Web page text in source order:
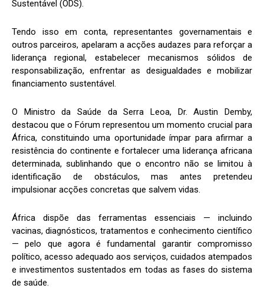
Sustentável (ODS).
Tendo isso em conta, representantes governamentais e
outros parceiros, apelaram a acções audazes para reforçar a
liderança regional, estabelecer mecanismos sólidos de
responsabilização, enfrentar as desigualdades e mobilizar
financiamento sustentável.
O Ministro da Saúde da Serra Leoa, Dr. Austin Demby,
destacou que o Fórum representou um momento crucial para
África, constituindo uma oportunidade ímpar para afirmar a
resistência do continente e fortalecer uma liderança africana
determinada, sublinhando que o encontro não se limitou à
identificação de obstáculos, mas antes pretendeu
impulsionar acções concretas que salvem vidas.
África dispõe das ferramentas essenciais — incluindo
vacinas, diagnósticos, tratamentos e conhecimento científico
— pelo que agora é fundamental garantir compromisso
político, acesso adequado aos serviços, cuidados atempados
e investimentos sustentados em todas as fases do sistema
de saúde.